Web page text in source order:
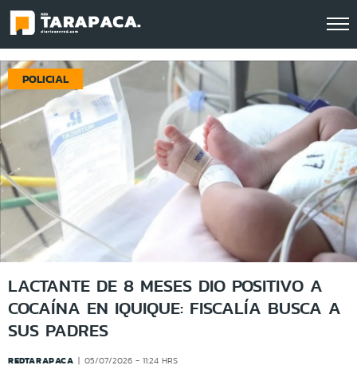
Click acá para ir directamente al contenido
POLICIAL
LACTANTE DE 8 MESES DIO POSITIVO A
COCAÍNA EN IQUIQUE: FISCALÍA BUSCA A
SUS PADRES
REDTARAPACA 05/07/2026 - 11:24 HRS